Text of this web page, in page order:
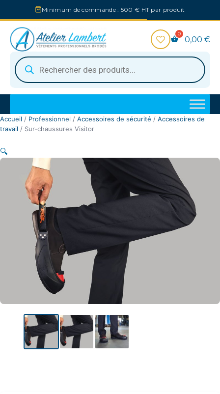
au
contenu
Minimum de commande : 500 € HT par produit
Recherche
de
produits
0,00 €
Accueil / Professionnel / Accessoires de sécurité / Accessoires de
travail / Sur-chaussures Visitor
🔍